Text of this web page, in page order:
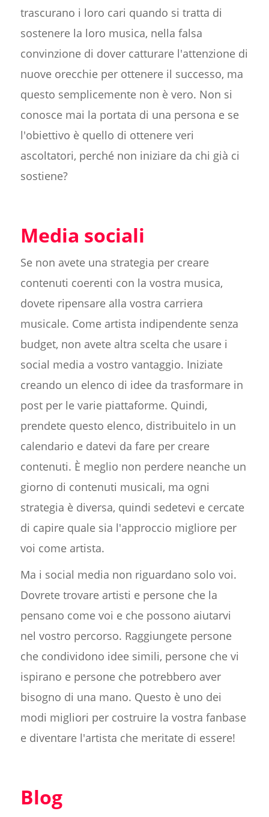
trascurano i loro cari quando si tratta di
sostenere la loro musica, nella falsa
convinzione di dover catturare l'attenzione di
nuove orecchie per ottenere il successo, ma
questo semplicemente non è vero. Non si
conosce mai la portata di una persona e se
l'obiettivo è quello di ottenere veri
ascoltatori, perché non iniziare da chi già ci
sostiene?
Media sociali
Se non avete una strategia per creare
contenuti coerenti con la vostra musica,
dovete ripensare alla vostra carriera
musicale. Come artista indipendente senza
budget, non avete altra scelta che usare i
social media a vostro vantaggio. Iniziate
creando un elenco di idee da trasformare in
post per le varie piattaforme. Quindi,
prendete questo elenco, distribuitelo in un
calendario e datevi da fare per creare
contenuti. È meglio non perdere neanche un
giorno di contenuti musicali, ma ogni
strategia è diversa, quindi sedetevi e cercate
di capire quale sia l'approccio migliore per
voi come artista.
Ma i social media non riguardano solo voi.
Dovrete trovare artisti e persone che la
pensano come voi e che possono aiutarvi
nel vostro percorso. Raggiungete persone
che condividono idee simili, persone che vi
ispirano e persone che potrebbero aver
bisogno di una mano. Questo è uno dei
modi migliori per costruire la vostra fanbase
e diventare l'artista che meritate di essere!
Blog